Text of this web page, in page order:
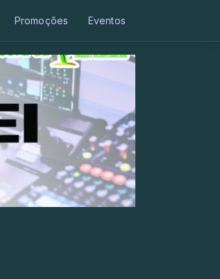
Promoções Eventos